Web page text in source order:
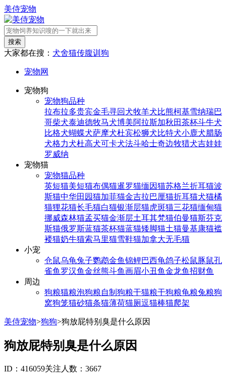
美侍宠物
搜索
大家都在搜： 犬舍猫传腹训狗
宠物网
宠物狗
宠物狗品种
拉布拉多贵宾金毛寻回犬牧羊犬比熊柯基雪纳瑞巴
哥柴犬泰迪德牧马犬博美阿拉斯加秋田茶杯斗牛犬
比格犬蝴蝶犬萨摩犬杜宾松狮犬比特犬小鹿犬腊肠
犬格力犬杜高犬可卡犬法斗哈士奇边牧猎犬吉娃娃
罗威纳
宠物猫
宠物猫品种
英短猫美短猫布偶猫暹罗猫缅因猫苏格兰折耳猫波
斯猫中华田园猫加菲猫金吉拉巴厘猫折耳猫犬猫橘
猫狸花猫长毛猫白猫银渐层猫虎斑猫三花猫缅甸猫
挪威森林猫孟买猫金渐层土耳其梵猫伯曼猫斯芬克
斯猫俄罗斯蓝猫茶杯猫蓝猫矮脚猫土猫曼基康猫褴
褛猫奶牛猫索马里猫雪鞋猫加拿大无毛猫
小宠
仓鼠乌龟兔子鹦鹉金鱼锦鲤巴西龟鸽子松鼠豚鼠孔
雀鱼 罗汉鱼金丝熊斗鱼画眉小丑鱼金龙鱼招财鱼
周边
狗粮猫粮泡狗粮自制狗粮干猫粮干狗粮龟粮兔粮狗
窝狗笼猫砂猫条猫薄荷猫厕逗猫棒猫爬架
美侍宠物>狗狗>狗放屁特别臭是什么原因
狗放屁特别臭是什么原因
ID：416059关注人数：3667